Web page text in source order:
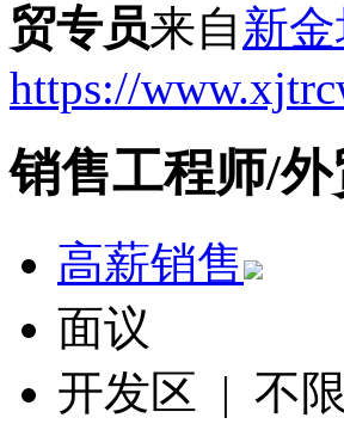
贸专员来自新
https://
销售工程师/
高薪销售
面议
开发区 | 不